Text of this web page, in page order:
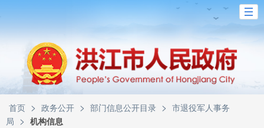
首页 > 政务公开 > 部门信息公开目录 > 市退役军人事务
局 > 机构信息